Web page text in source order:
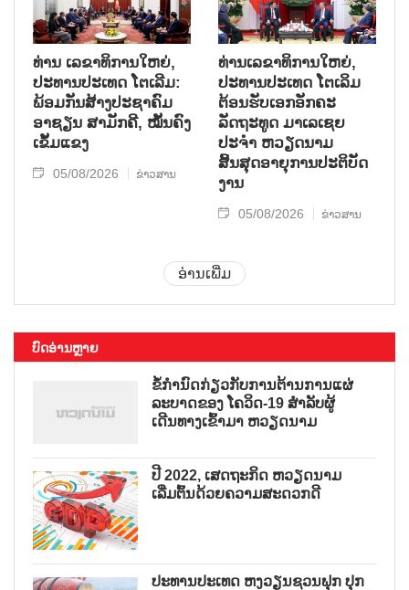
ທ່ານ ເລຂາທິການໃຫຍ່,
ປະທານປະເທດ ໂຕເລີມ:
ພ້ອມກັນສ້າງປະຊາຄົມ
ອາຊຽນ ສາມັກຄີ, ໝັ້ນຄົງ
ເຂັ້ມແຂງ
05/08/2026 ຂ່າວສານ
ທ່ານເລຂາທິການໃຫຍ່,
ປະທານປະເທດ ໂຕເລິມ
ຕ້ອນຮັບເອກອັກຄະ
ລັດຖະທູດ ມາເລເຊຍ
ປະຈຳ ຫວຽດນາມ
ສິ້ນສຸດອາຍຸການປະຕິບັດ
ງານ
05/08/2026 ຂ່າວສານ
ອ່ານເພີ່ມ
ບົດອ່ານຫຼາຍ
ຂໍ້ກຳນົດກ່ຽວກັບການຕ້ານການແຜ່
ລະບາດຂອງ ໂຄວິດ-19 ສຳລັບຜູ້
ເດີນທາງເຂົ້າມາ ຫວຽດນາມ
ປີ 2022, ເສດຖະກິດ ຫວຽດນາມ
ເລີ່ມຕົ້ນດ້ວຍຄວາມສະດວກດີ
ປະທານປະເທດ ຫງວຽນຊວນຟຸກ ປຸກ